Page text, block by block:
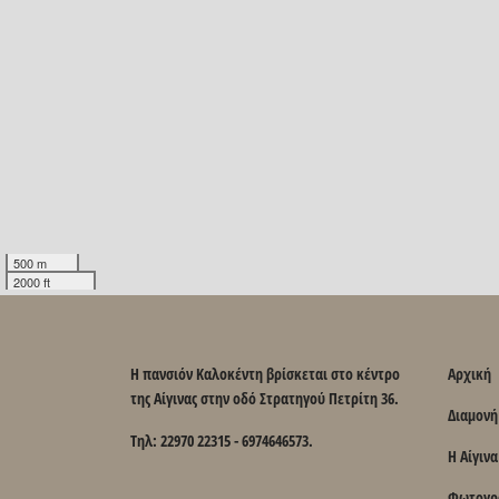
500 m
2000 ft
Η πανσιόν Καλοκέντη βρίσκεται στο κέντρο
της Αίγινας στην οδό Στρατηγού Πετρίτη 36.
Τηλ: 22970 22315 - 6974646573.
Αρχική
Διαμονή
Η Αίγινα